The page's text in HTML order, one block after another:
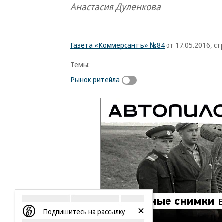
Анастасия Дуленкова
Газета «Коммерсантъ» №84от 17.05.2016,
Темы:
Рынок ритейла
Подпишитесь на рассылку